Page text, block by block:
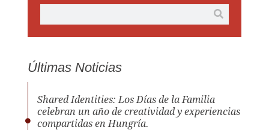
Últimas Noticias
Shared Identities: Los Días de la Familia
celebran un año de creatividad y experiencias
compartidas en Hungría.